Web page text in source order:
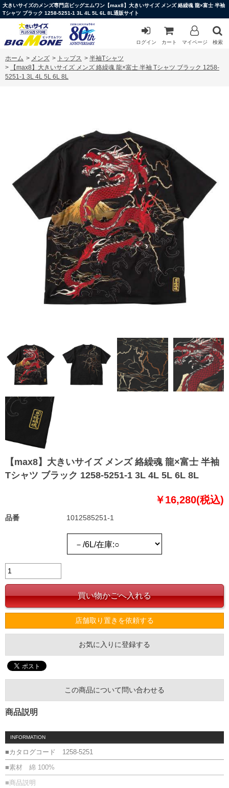
大きいサイズのメンズ専門店ビッグエムワン【max8】大きいサイズ メンズ 絡繰魂 龍×富士 半袖
Tシャツ ブラック 1258-5251-1 3L 4L 5L 6L 8L通販サイト
ログイン カート マイページ 検索
ホーム > メンズ > トップス > 半袖Tシャツ
>
【max8】大きいサイズ メンズ 絡繰魂 龍×富士 半袖 Tシャツ ブラック 1258-
5251-1 3L 4L 5L 6L 8L
【max8】大きいサイズ メンズ 絡繰魂 龍×富士 半袖
Tシャツ ブラック 1258-5251-1 3L 4L 5L 6L 8L
￥16,280(税込)
品番 1012585251-1
店舗取り置きを依頼する
お気に入りに登録する
この商品について問い合わせる
商品説明
INFORMATION
■カタログコード 1258-5251
■素材 綿 100%
■商品説明